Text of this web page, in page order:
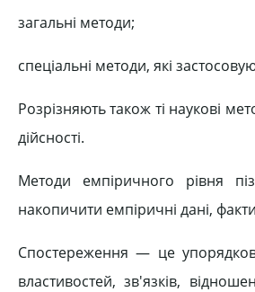
загальні методи;
спеціальні методи, які
Розрізняють також ті наукові
дійсності.
Методи емпіричного рівня
накопичити емпіричні дані,
Спостереження — це
властивостей, зв'язків,